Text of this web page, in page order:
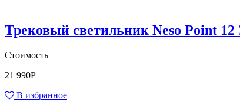
Трековый светильник Neso Point
Стоимость
21 990Р
В избранное